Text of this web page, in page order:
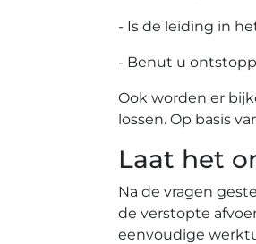
- Is de leiding in
- Benut u
Ook worden er
lossen. Op basis
Laat het
Na de vragen
de verstopte
eenvoudige